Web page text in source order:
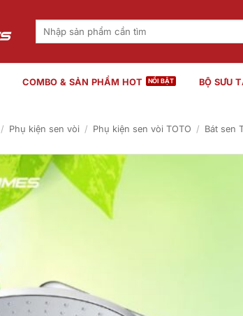
Tìm
COMBO & SẢN PHẨM HOT BỘ SƯU
/ Phụ kiện sen vòi / Phụ kiện sen vòi TOTO / Bát sen